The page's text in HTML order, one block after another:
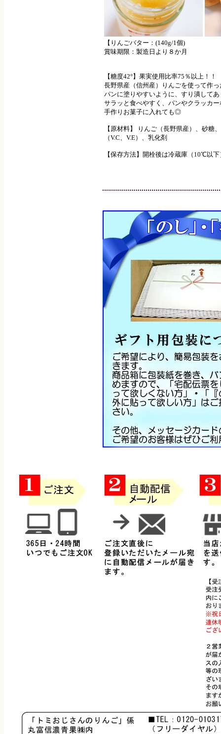
【りんごバター：(140g/1個)
賞味期限：製造日より８か月
【糖度42°】果実使用比率75％以上！！
長野県産（信州産）りんごを使って作
パンに塗りやすいように、すり潰して
サラッと食べやすく、パンやクラッカ
手作りお菓子に入れても◎
【原材料】 りんご（長野県産）、砂糖
（V.C、V.E）、乳化剤
【保存方法】開栓後は冷蔵庫（10℃以